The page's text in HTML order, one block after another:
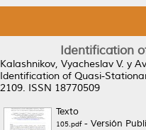
Identification
Kalashnikov, Vyacheslav V. y
Identification of Quasi-
2109. ISSN 18770509
Texto
105.pdf- Versión